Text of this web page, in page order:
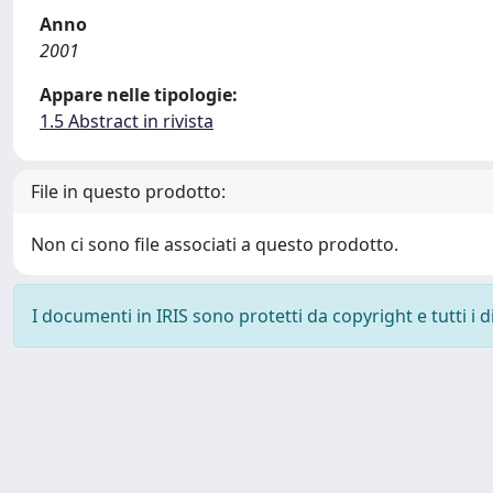
Anno
2001
Appare nelle tipologie:
1.5 Abstract in rivista
File in questo prodotto:
Non ci sono file associati a questo prodotto.
I documenti in IRIS sono protetti da copyright e tutti i